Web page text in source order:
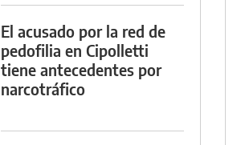
El acusado por la red de
pedofilia en Cipolletti
tiene antecedentes por
narcotráfico